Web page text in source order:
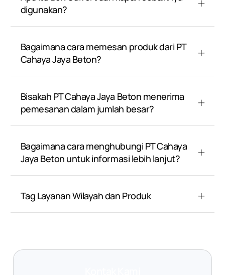
digunakan?
Bagaimana cara memesan produk dari PT
Cahaya Jaya Beton?
Bisakah PT Cahaya Jaya Beton menerima
pemesanan dalam jumlah besar?
Bagaimana cara menghubungi PT Cahaya
Jaya Beton untuk informasi lebih lanjut?
Tag Layanan Wilayah dan Produk